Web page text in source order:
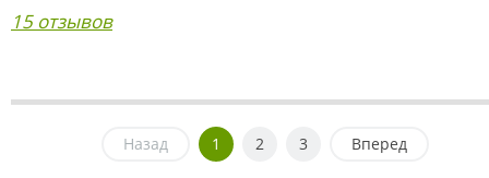
15 отзывов
Назад 1 2 3 Вперед